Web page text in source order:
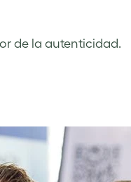
de la autenticidad.